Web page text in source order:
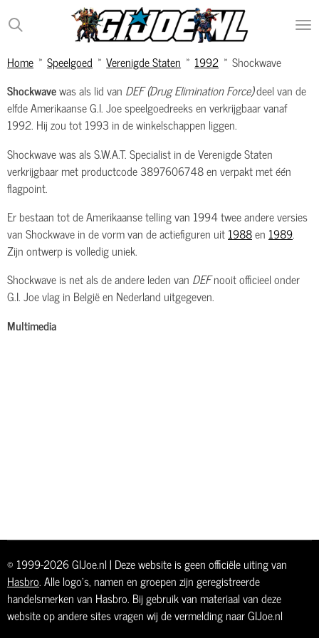
Ga
direct
de
Home » Speelgoed » Verenigde Staten » 1992 » Shockwave
Shockwavewas als lid van DEF (Drug Elimination Force)deel van de
elfde Amerikaanse G.I. Joe speelgoedreeks en verkrijgbaar vanaf
1992. Hij zou tot 1993 in de winkelschappen liggen.
Shockwave was als S.W.A.T. Specialist in de Verenigde Staten
verkrijgbaar met productcode 3897606748 en verpakt met één
flagpoint.
Er bestaan tot de Amerikaanse telling van 1994 twee andere versies
van Shockwave in de vorm van de actiefiguren uit1988en 1989.
Zijn ontwerp is volledig uniek.
Shockwave is net als de andere leden van DEFnooit officieel onder
G.I. Joe vlag in België en Nederland uitgegeven.
Multimedia
© 1999-2026 GIJoe.nl | Deze website is geen officiële uiting van
Hasbro. Alle logo's, namen en groepen zijn geregistreerde
handelsmerken van Hasbro. Bij gebruik van materiaal van deze
website op andere sites vragen wij de vermelding naar GIJoe.nl